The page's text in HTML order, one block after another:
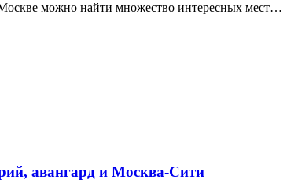
можно найти множество интересных мест…
авангард и Москва-Сити